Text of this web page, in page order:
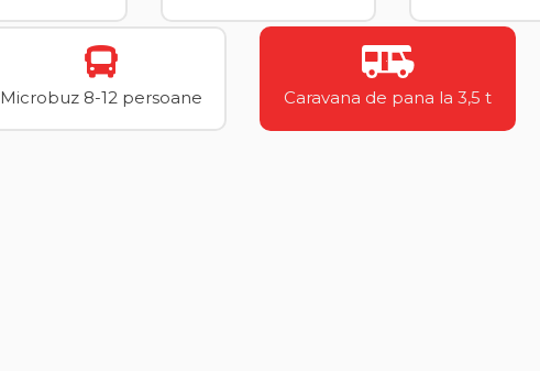
Microbuz 8-12 persoane Caravana de pana la 3,5 t